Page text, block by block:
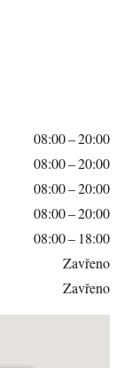
08:00 – 20:00
08:00 – 20:00
08:00 – 20:00
08:00 – 20:00
08:00 – 18:00
Zavřeno
Zavřeno